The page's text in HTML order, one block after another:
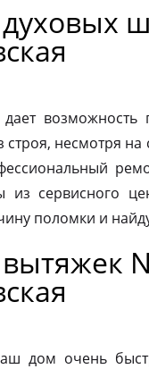
строя, несмотря
из сервисного
поломки и
дом очень